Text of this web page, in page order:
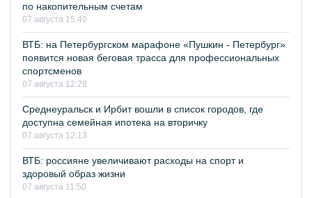
по накопительным счетам
07 августа 15:40
ВТБ: на Петербургском марафоне «Пушкин - Петербург»
появится новая беговая трасса для профессиональных
спортсменов
07 августа 12:28
Среднеуральск и Ирбит вошли в список городов, где
доступна семейная ипотека на вторичку
07 августа 12:13
ВТБ: россияне увеличивают расходы на спорт и
здоровый образ жизни
07 августа 11:50